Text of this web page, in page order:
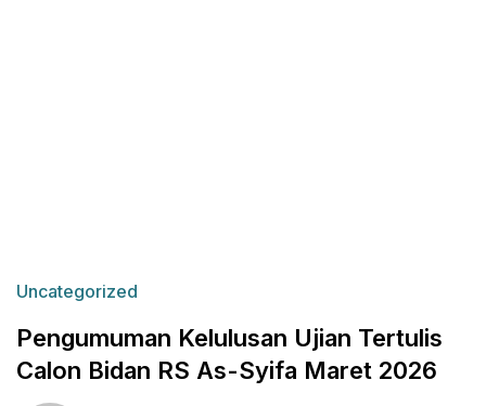
Uncategorized
Pengumuman Kelulusan Ujian Tertulis
Calon Bidan RS As-Syifa Maret 2026